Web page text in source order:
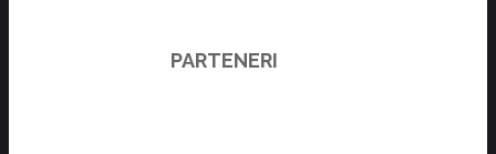
PARTENERI